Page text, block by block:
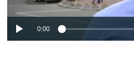
QOŞULIÑIZ!
0:00